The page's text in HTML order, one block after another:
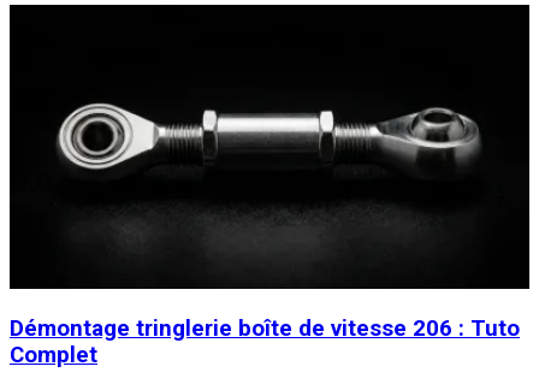
Démontage tringlerie boîte de vitesse 206 : Tuto
Complet